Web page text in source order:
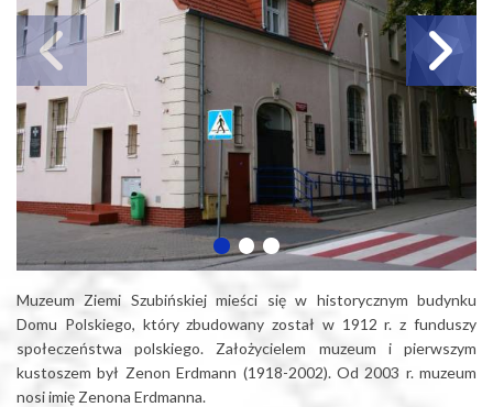
Muzeum Ziemi Szubińskiej mieści się w historycznym budynku
Domu Polskiego, który zbudowany został w 1912 r. z funduszy
społeczeństwa polskiego. Założycielem muzeum i pierwszym
kustoszem był Zenon Erdmann (1918-2002). Od 2003 r. muzeum
nosi imię Zenona Erdmanna.